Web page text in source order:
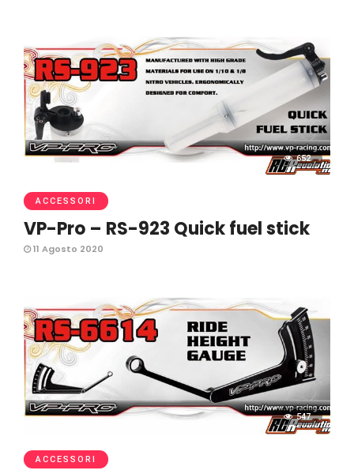
652
ACCESSORI
VP-Pro – RS-923 Quick fuel stick
11 Agosto 2020
547
ACCESSORI